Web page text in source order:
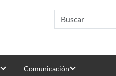
Comunicación